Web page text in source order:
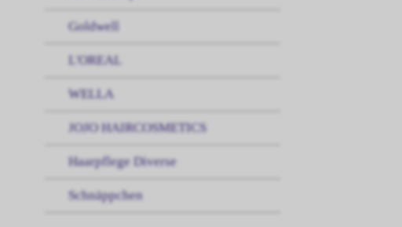
Goldwell
L'OREAL
WELLA
JOJO HAIRCOSMETICS
Haarpflege Diverse
Schnäppchen